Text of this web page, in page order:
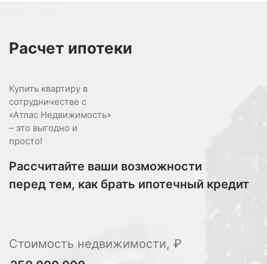
Расчет ипотеки
Купить квартиру в
сотрудничестве с
«Атлас Недвижимость»
– это выгодно и
просто!
Рассчитайте ваши возможности
перед тем, как брать ипотечный кредит
Стоимость недвижимости, ₽